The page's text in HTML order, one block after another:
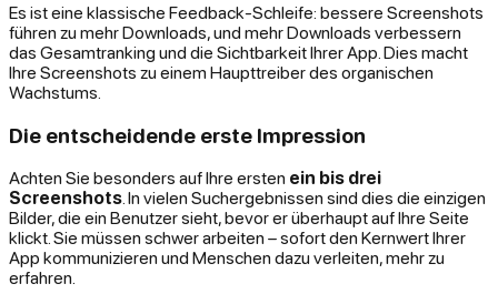
Es ist eine klassische Feedback-Schleife: bessere Screenshots
führen zu mehr Downloads, und mehr Downloads verbessern
das Gesamtranking und die Sichtbarkeit Ihrer App. Dies macht
Ihre Screenshots zu einem Haupttreiber des organischen
Wachstums.
Die entscheidende erste Impression
Achten Sie besonders auf Ihre ersten ein bis drei
Screenshots . In vielen Suchergebnissen sind dies die einzigen
Bilder, die ein Benutzer sieht, bevor er überhaupt auf Ihre Seite
klickt. Sie müssen schwer arbeiten – sofort den Kernwert Ihrer
App kommunizieren und Menschen dazu verleiten, mehr zu
erfahren.